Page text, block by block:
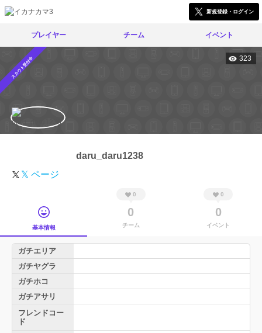
新規登録・ログイン
プレイヤー チーム イベント
スカウト受付中 323
daru_daru1238
𝕏 ページ
基本情報
0
0
チーム
0
0
イベント
ガチエリア
ガチヤグラ
ガチホコ
ガチアサリ
フレンドコー
ド